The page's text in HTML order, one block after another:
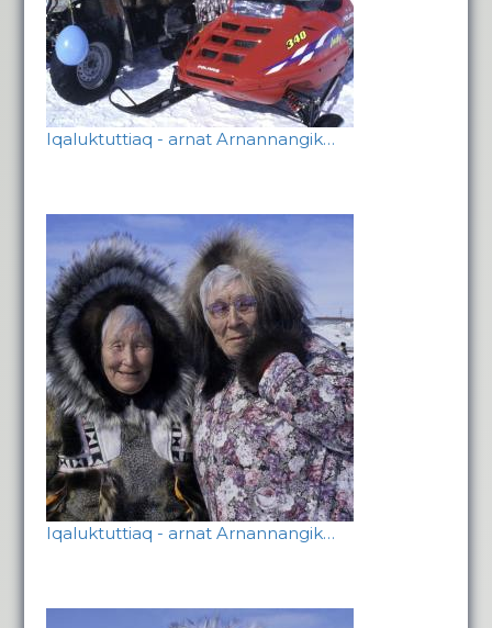
Iqaluktuttiaq - arnat Arnannangik…
Iqaluktuttiaq - arnat Arnannangik…